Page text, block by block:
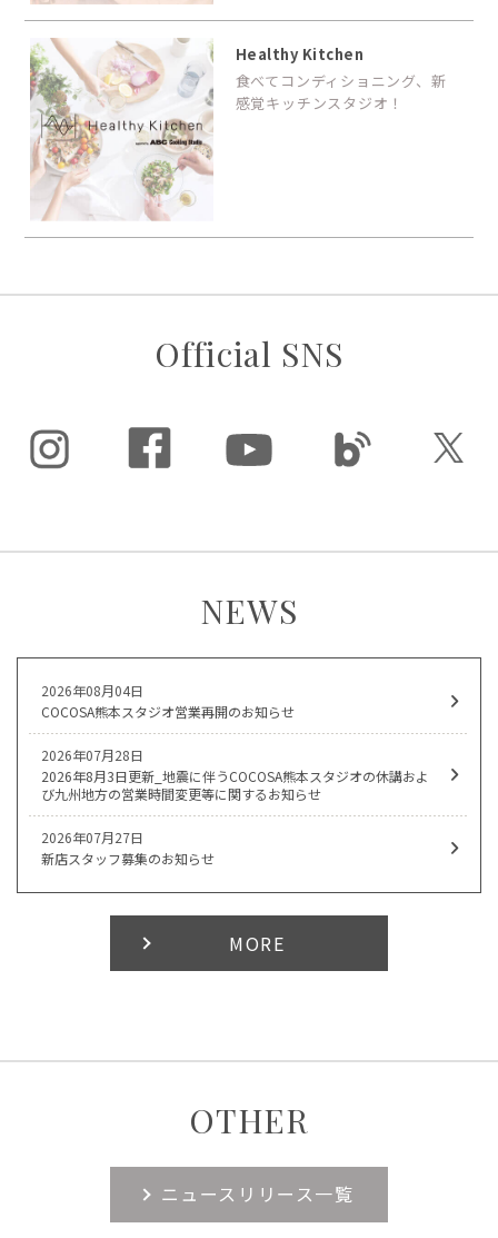
Healthy Kitchen
食べてコンディショニング、新
感覚キッチンスタジオ！
Official SNS
NEWS
2026年08月04日
COCOSA熊本スタジオ営業再開のお知らせ
2026年07月28日
2026年8月3日更新_地震に伴うCOCOSA熊本スタジオの休講およ
び九州地方の営業時間変更等に関するお知らせ
2026年07月27日
新店スタッフ募集のお知らせ
MORE
OTHER
ニュースリリース一覧